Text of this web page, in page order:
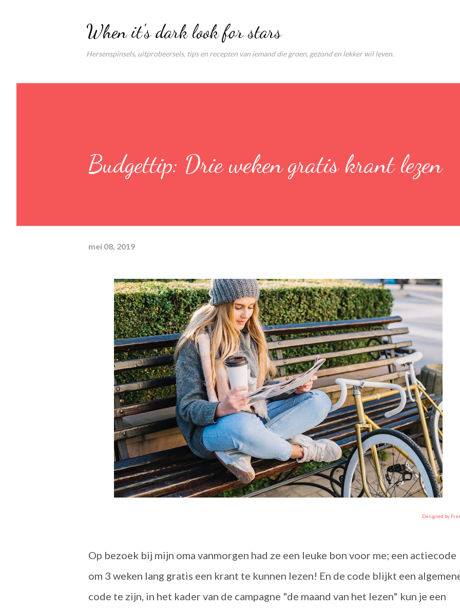
When it's dark look for stars
Hersenspinsels, uitprobeersels, tips en recepten van iemand die groen, gezond en lekker wil leven.
Budgettip: Drie weken gratis krant lezen
mei 08, 2019
Designed by
Op bezoek bij mijn oma vanmorgen had ze een leuke bon voor me; een actiecode
om 3 weken lang gratis een krant te kunnen lezen! En de code blijkt een
code te zijn, in het kader van de campagne "de maand van het lezen" kun je een